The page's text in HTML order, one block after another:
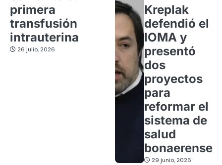
primera
transfusión
intrauterina
26 julio, 2026
Kreplak
defendió el
IOMA y
presentó
dos
proyectos
para
reformar el
sistema de
salud
bonaerense
29 junio, 2026